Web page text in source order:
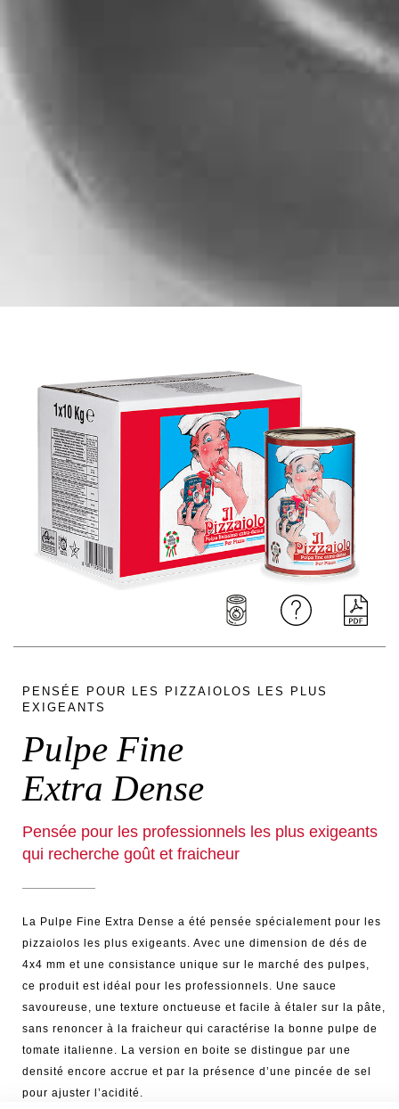
PENSÉE POUR LES PIZZAIOLOS LES PLUS
EXIGEANTS
Pulpe Fine
Extra Dense
Pensée pour les professionnels les plus exigeants
qui recherche goût et fraicheur
La Pulpe Fine Extra Dense a été pensée spécialement pour les
pizzaiolos les plus exigeants. Avec une dimension de dés de
4x4 mm et une consistance unique sur le marché des pulpes,
ce produit est idéal pour les professionnels. Une sauce
savoureuse, une texture onctueuse et facile à étaler sur la pâte,
sans renoncer à la fraicheur qui caractérise la bonne pulpe de
tomate italienne. La version en boite se distingue par une
densité encore accrue et par la présence d’une pincée de sel
pour ajuster l’acidité.